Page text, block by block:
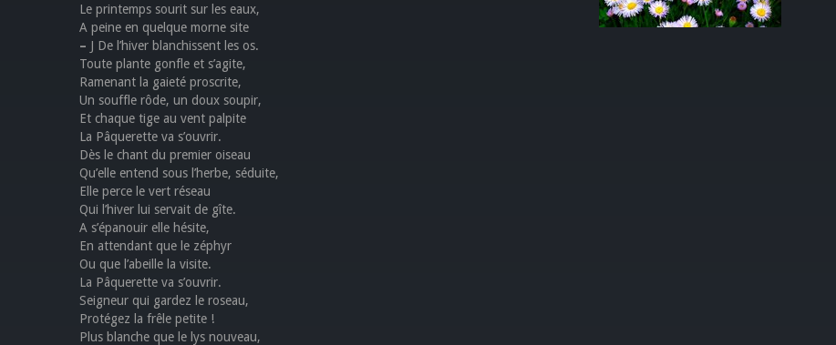
Le printemps sourit sur les eaux,
A peine en quelque morne site
– J De l’hiver blanchissent les os.
Toute plante gonfle et s’agite,
Ramenant la gaieté proscrite,
Un souffle rôde, un doux soupir,
Et chaque tige au vent palpite
La Pâquerette va s’ouvrir.
Dès le chant du premier oiseau
Qu’elle entend sous l’herbe, séduite,
Elle perce le vert réseau
Qui l’hiver lui servait de gîte.
A s’épanouir elle hésite,
En attendant que le zéphyr
Ou que l’abeille la visite.
La Pâquerette va s’ouvrir.
Seigneur qui gardez le roseau,
Protégez la frêle petite !
Plus blanche que le lys nouveau,